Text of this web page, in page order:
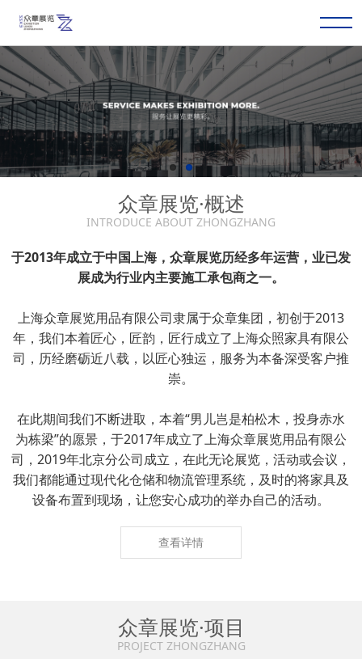
众章展览·概述
INTRODUCE ABOUT ZHONGZHANG
于2013年成立于中国上海，众章展览历经多年运营，业已发
展成为行业内主要施工承包商之一。
上海众章展览用品有限公司隶属于众章集团，初创于2013
年，我们本着匠心，匠韵，匠行成立了上海众照家具有限公
司，历经磨砺近八载，以匠心独运，服务为本备深受客户推
崇。
在此期间我们不断进取，本着“男儿岂是柏松木，投身赤水
为栋梁”的愿景，于2017年成立了上海众章展览用品有限公
司，2019年北京分公司成立，在此无论展览，活动或会议，
我们都能通过现代化仓储和物流管理系统，及时的将家具及
设备布置到现场，让您安心成功的举办自己的活动。
查看详情
众章展览·项目
PROJECT ZHONGZHANG